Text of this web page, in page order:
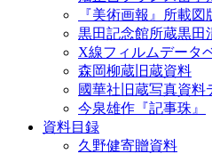
『美術画報』所載
黒田記念館所蔵黒田
X線フィルムデータ
森岡柳蔵旧蔵資料
國華社旧蔵写真資料
今泉雄作『記事珠』
資料目録
久野健寄贈資料